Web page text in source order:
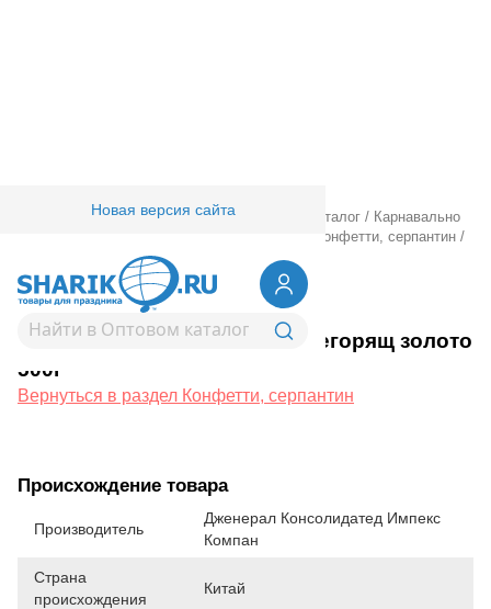
Новая версия сайта
Товары для праздника/ Оптовый каталог / Карнавально
Конфетти, серпантин /
Конфетти фольг негорящ золото 500г
1501-0956Конфетти фольг негорящ золото
500г
Вернуться в раздел Конфетти, серпантин
Происхождение товара
Производитель
Дженерал Консолидатед Импекс
Компан
Страна
происхождения
Китай